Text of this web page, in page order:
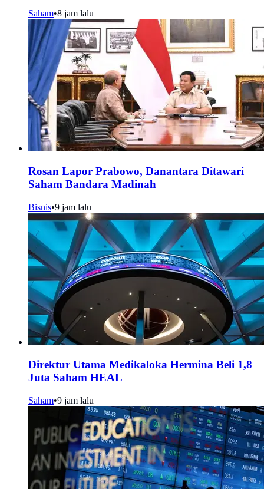
Saham•8 jam lalu
Rosan Lapor Prabowo, Danantara Ditawari
Saham Bandara Madinah
Bisnis•9 jam lalu
Direktur Utama Medikaloka Hermina Beli 1,8
Juta Saham HEAL
Saham•9 jam lalu